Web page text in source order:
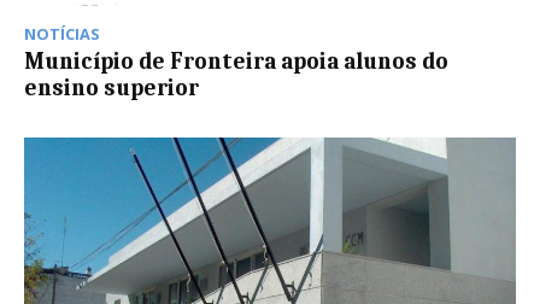
NOTÍCIAS
Município de Fronteira apoia alunos do
ensino superior